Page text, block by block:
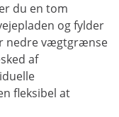
du en tom
og fylder
nedre vægtgrænse
af
fleksibel at